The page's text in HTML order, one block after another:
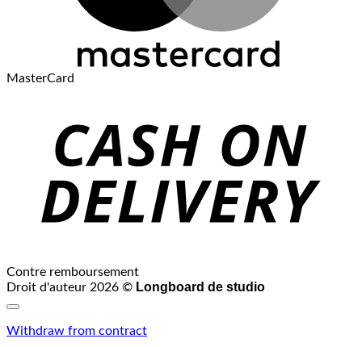
MasterCard
Contre remboursement
Droit d'auteur 2026 © Longboard de studio
Withdraw from contract